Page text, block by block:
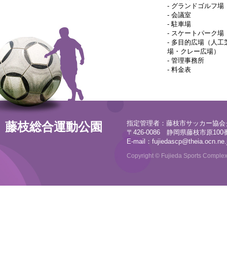
- グランドゴルフ場
- 会議室
-駐車場
- スケートパーク場
- 多目的広場（人工
場・クレー広場）
- 管理事務所
- 料金表
藤枝総合運動公園
指定管理者：藤枝市サッカー協
〒426-0086 静岡県藤枝市原100
E-mail：
Copyright © Fujieda Sports